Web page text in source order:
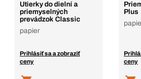
Utierky do dielní a
priemyselných
prevádzok Classic
papier
Prihlásiť sa a zobraziť
ceny
Plus
ceny